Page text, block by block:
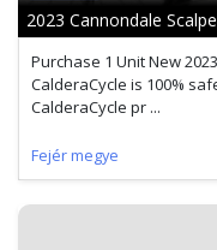
2023 Cannondale
Purchase 1 Unit New
CalderaCycle is 100%
CalderaCycle pr ...
Fejér megye